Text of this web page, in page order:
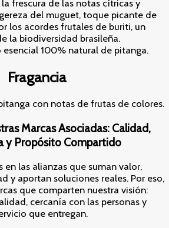
frescura de las notas cítricas y
del muguet, toque picante de
los acordes frutales de buriti, un
la biodiversidad brasileña.
100% natural de pitanga.
Fragancia
con notas de frutas de colores.
Marcas Asociadas: Calidad,
y Propósito Compartido
en las alianzas que suman valor,
y aportan soluciones reales. Por eso,
que comparten nuestra visión:
cercanía con las personas y
que entregan.